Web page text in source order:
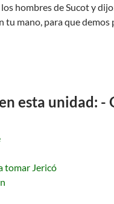
hombres de Sucot y
tu mano, para que demos
esta unidad:
tomar Jericó